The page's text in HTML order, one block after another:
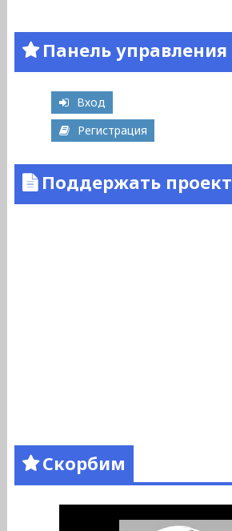
Панель управления
Вход
Регистрация
Поддержать проект
Скорбим